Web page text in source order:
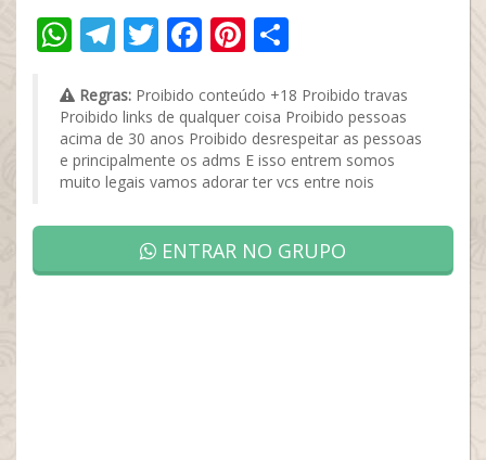
WhatsApp
Telegram
Twitter
Facebook
Pinterest
Regras: Proibido conteúdo +18 Proibido travas
Proibido links de qualquer coisa Proibido pessoas
acima de 30 anos Proibido desrespeitar as pessoas
e principalmente os adms E isso entrem somos
muito legais vamos adorar ter vcs entre nois
ENTRAR NO GRUPO